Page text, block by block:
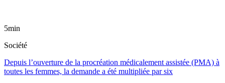
5min
Société
Depuis l’ouverture de la procréation médicalement assistée (PMA) à
toutes les femmes, la demande a été multipliée par six